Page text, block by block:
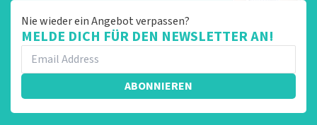
Nie wieder ein Angebot verpassen?
MELDE DICH FÜR DEN NEWSLETTER AN!
ABONNIEREN